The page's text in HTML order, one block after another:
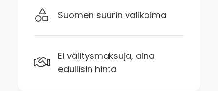
Suomen suurin valikoima
Ei välitysmaksuja, aina
edullisin hinta